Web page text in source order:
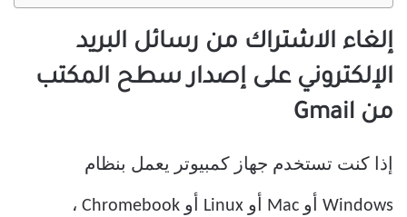
إلغاء الاشتراك من رسائل البريد
الإلكتروني على إصدار سطح المكتب
من Gmail
إذا كنت تستخدم جهاز كمبيوتر يعمل بنظام
Windows أو Mac أو Linux أو Chromebook ،